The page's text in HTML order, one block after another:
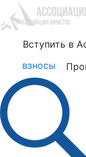
Вступить в
взносы